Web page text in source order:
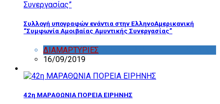
Συλλογή υπογραφών ενάντια στην ΕλληνοΑμερικανική
“Συμφωνία Αμοιβαίας Αμυντικής Συνεργασίας”
ΔΙΑΜΑΡΤΥΡΙΕΣ
16/09/2019
42η ΜΑΡΑΘΩΝΙΑ ΠΟΡΕΙΑ ΕΙΡΗΝΗΣ